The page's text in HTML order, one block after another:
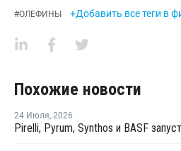
#ОЛЕФИНЫ +Добавить все теги в
Похожие новости
24 Июля, 2026